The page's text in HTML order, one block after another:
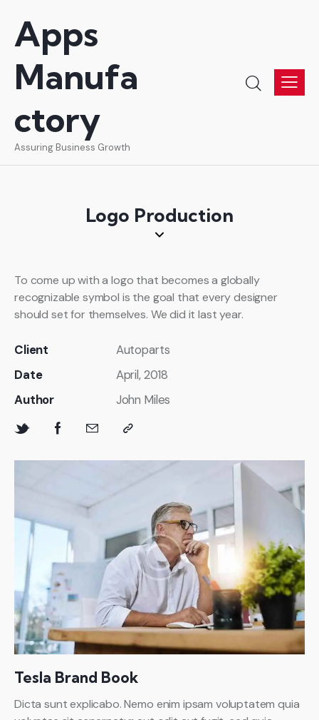
Apps
Manufa
ctory
Assuring Business Growth
Logo Production
To come up with a logo that becomes a globally
recognizable symbol is the goal that every designer
should set for themselves. We did it last year.
Client
Autoparts
Date
April, 2018
Author
John Miles
Tesla Brand Book
Dicta sunt explicabo. Nemo enim ipsam voluptatem quia